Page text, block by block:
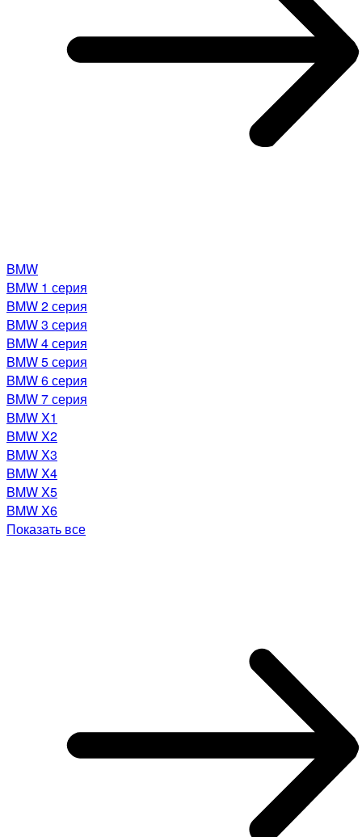
BMW
BMW 1 серия
BMW 2 серия
BMW 3 серия
BMW 4 серия
BMW 5 серия
BMW 6 серия
BMW 7 серия
BMW X1
BMW X2
BMW X3
BMW X4
BMW X5
BMW X6
Показать все